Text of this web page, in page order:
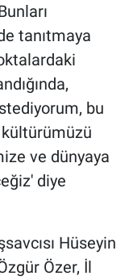
tanıtmaya
bu
ve dünyaya
diye
Hüseyin
Özer, İl